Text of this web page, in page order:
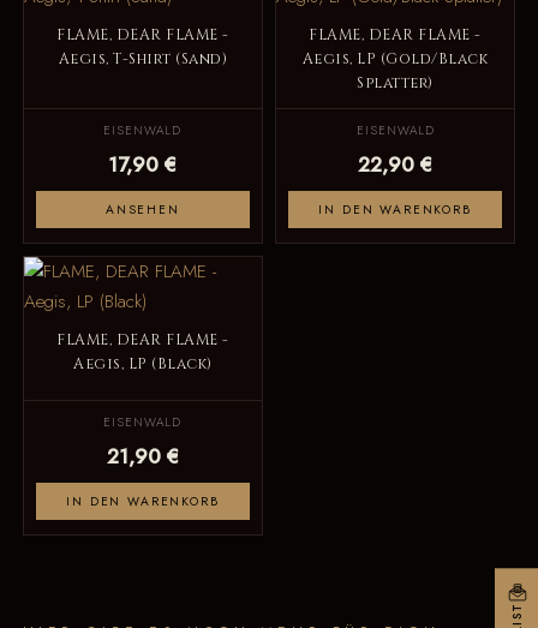
FLAME, DEAR FLAME -
Aegis, T-Shirt (Sand)
EISENWALD
17,90 €
ANSEHEN
FLAME, DEAR FLAME -
Aegis, LP (Gold/Black
Splatter)
EISENWALD
22,90 €
IN DEN WARENKORB
FLAME, DEAR FLAME -
Aegis, LP (Black)
EISENWALD
21,90 €
IN DEN WARENKORB